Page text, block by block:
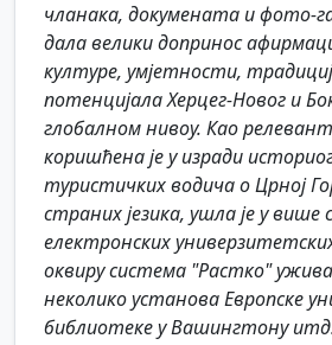
чланака, докумената и фото-
дала велики допринос
културе, умјетности,
потенцијала Херцег-Новог и
глобалном нивоу. Као
коришћена је у изради
туристичких водича о Црној
страних језика, ушла је у више
електронских
оквиру система "Растко"
неколико установа Европске
библиотеке у Вашингтону